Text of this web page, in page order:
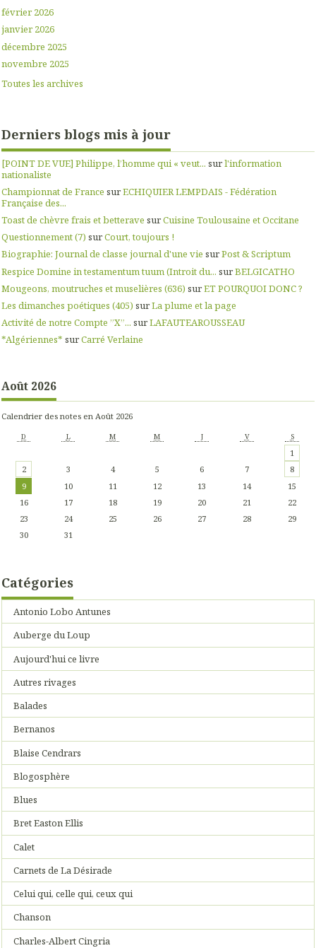
février 2026
janvier 2026
décembre 2025
novembre 2025
Toutes les archives
Derniers blogs mis à jour
[POINT DE VUE] Philippe, l’homme qui « veut... surl'information
nationaliste
Championnat de France surECHIQUIER LEMPDAIS - Fédération
Française des...
Toast de chèvre frais et betterave surCuisine Toulousaine et Occitane
Questionnement (7) surCourt, toujours !
Biographie: Journal de classe journal d'une vie surPost & Scriptum
Respice Domine in testamentum tuum (Introit du... surBELGICATHO
Mougeons, moutruches et muselières (636) surET POURQUOI DONC ?
Les dimanches poétiques (405) surLa plume et la page
Activité de notre Compte ”X”... surLAFAUTEAROUSSEAU
*Algériennes* surCarré Verlaine
Août 2026
Calendrier des notes en Août 2026
D L M M J V S
1
2
3 4 5 6 7
8
9
10 11 12 13 14
15
16
17 18 19 20 21
22
23
24 25 26 27 28
29
30
31
Catégories
Antonio Lobo Antunes
Auberge du Loup
Aujourd'hui ce livre
Autres rivages
Balades
Bernanos
Blaise Cendrars
Blogosphère
Blues
Bret Easton Ellis
Calet
Carnets de La Désirade
Celui qui, celle qui, ceux qui
Chanson
Charles-Albert Cingria